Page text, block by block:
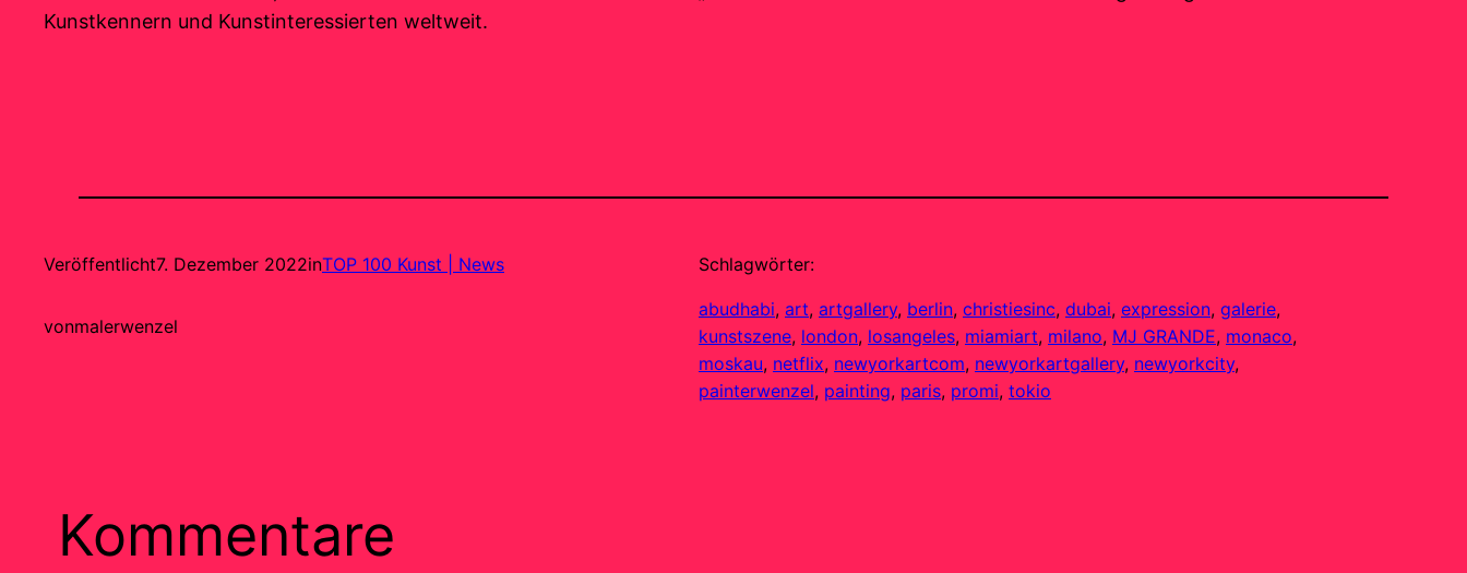
Kunstkennern und Kunstinteressierten weltweit.
Veröffentlicht7. Dezember 2022inTOP 100 Kunst | News
vonmalerwenzel
Schlagwörter:
abudhabi, art, artgallery, berlin, christiesinc, dubai, expression, galerie
kunstszene, london, losangeles, miamiart, milano, MJ GRANDE, monaco
moskau, netflix, newyorkartcom, newyorkartgallery, newyorkcity
painterwenzel, painting, paris, promi, tokio
Kommentare